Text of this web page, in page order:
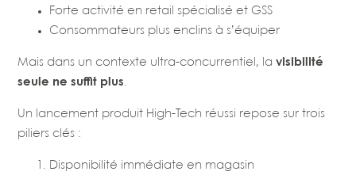
Forte activité en retail spécialisé et GSS
Consommateurs plus enclins à s’équiper
Mais dans un contexte ultra-concurrentiel, lavisibilité
seule ne suffit plus.
Un lancement produit High-Tech réussi repose sur trois
piliers clés :
Disponibilité immédiate en magasin